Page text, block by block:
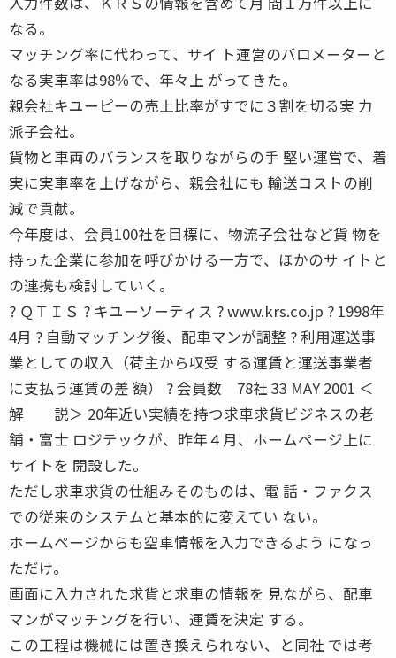
なる。
マッチング率に代わって、サイ ト運営のバロメーターと
なる実車率は98％で、年々上 がってきた。
親会社キユーピーの売上比率がすでに３割を切る実 力
派子会社。
貨物と車両のバランスを取りながらの手 堅い運営で、着
実に実車率を上げながら、親会社にも 輸送コストの削
減で貢献。
今年度は、会員100社を目標に、物流子会社など貨 物を
持った企業に参加を呼びかける一方で、ほかのサ イトと
の連携も検討していく。
? ＱＴＩＳ ? キユーソーティス ? www.krs.co.jp ? 1998年
4月 ? 自動マッチング後、配車マンが調整 ? 利用運送事
業としての収入（荷主から収受 する運賃と運送事業者
に支払う運賃の差 額） ? 会員数 78社 33 MAY 2001 ＜
解 説＞ 20年近い実績を持つ求車求貨ビジネスの老
舗・富士 ロジテックが、昨年４月、ホームページ上に
サイトを 開設した。
ただし求車求貨の仕組みそのものは、電 話・ファクス
での従来のシステムと基本的に変えてい ない。
ホームページからも空車情報を入力できるよう になっ
ただけ。
画面に入力された求貨と求車の情報を 見ながら、配車
マンがマッチングを行い、運賃を決定 する。
この工程は機械には置き換えられない、と同社 では考